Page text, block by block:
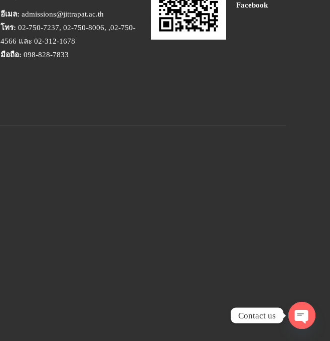
อีเมล: admissions@jittrapat.ac.th
โทร: 02-750-7237, 02-750-8006, ,02-750-
4566 และ 02-312-1678
มือถือ: 098-828-7833
Facebook
Contact us